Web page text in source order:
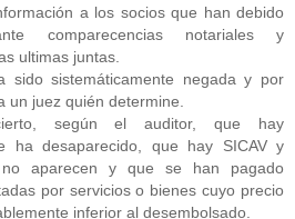
a los socios que han debido
comparecencias notariales y
ultimas juntas.
sido sistemáticamente negada y por
un juez quién determine.
según el auditor, que hay
ha desaparecido, que hay SICAV y
no aparecen y que se han pagado
por servicios o bienes cuyo precio
inferior al desembolsado.